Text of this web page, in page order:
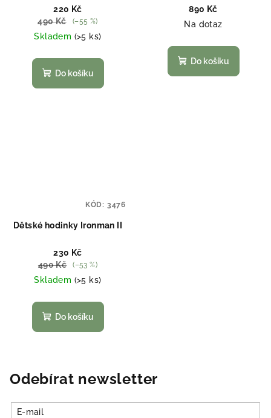
220 Kč
490 Kč
(–55 %)
Skladem (>5 ks)
Do košíku
890 Kč
Na dotaz
Do košíku
Dětské hodinky Ironman II
230 Kč
490 Kč
(–53 %)
Skladem (>5 ks)
Do košíku
KÓD: 3476
Odebírat newsletter
E-mail